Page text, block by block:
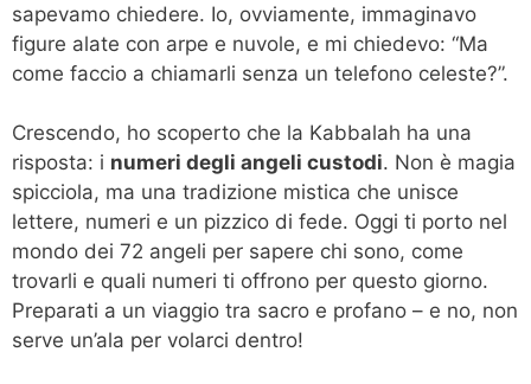
sapevamo chiedere. Io, ovviamente, immaginavo
figure alate con arpe e nuvole, e mi chiedevo: “Ma
come faccio a chiamarli senza un telefono celeste?”.
Crescendo, ho scoperto che la Kabbalah ha una
risposta: i numeri degli angeli custodi. Non è magia
spicciola, ma una tradizione mistica che unisce
lettere, numeri e un pizzico di fede. Oggi ti porto nel
mondo dei 72 angeli per sapere chi sono, come
trovarli e quali numeri ti offrono per questo giorno.
Preparati a un viaggio tra sacro e profano – e no, non
serve un’ala per volarci dentro!